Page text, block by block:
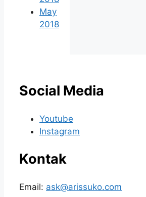
May
2018
Social Media
Youtube
Instagram
Kontak
Email: ask@arissuko.com